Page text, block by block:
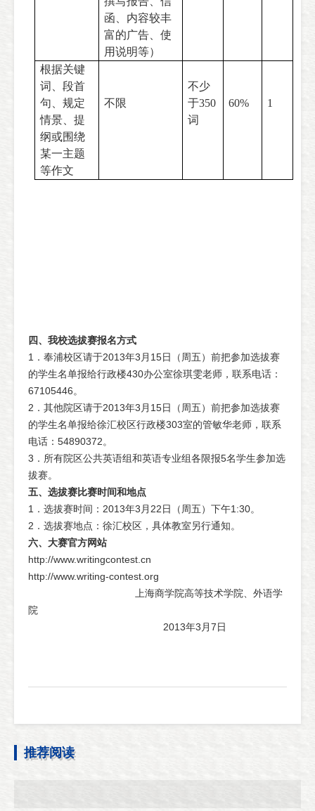
函、内容较丰
富的广告、使
用说明等）
根据关键
词、段首
句、规定
情景、提
纲或围绕
某一主题
等作文
不限
不少
于350
词
60% 1
四、我校选拔赛报名方式
1．奉浦校区请于2013年3月15日（周五）前把参加选拔赛
的学生名单报给行政楼430办公室徐琪雯老师，联系电话：
67105446。
2．其他院区请于2013年3月15日（周五）前把参加选拔赛
的学生名单报给徐汇校区行政楼303室的管敏华老师，联系
电话：54890372。
3．所有院区公共英语组和英语专业组各限报5名学生参加选
拔赛。
五、选拔赛比赛时间和地点
1．选拔赛时间：2013年3月22日（周五）下午1:30。
2．选拔赛地点：徐汇校区，具体教室另行通知。
六、大赛官方网站
http://www.writingcontest.cn
http://www.writing-contest.org
上海商学院高等技术学院、外语学
院
2013年3月7日
推荐阅读